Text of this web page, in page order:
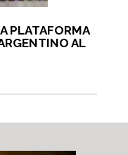
PLATAFORMA
AL